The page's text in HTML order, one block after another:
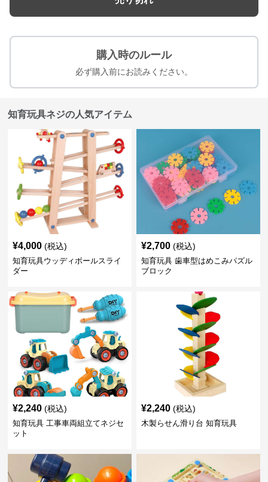
購入時のルール
必ず購入前にお読みください。
知育玩具ネジの人気アイテム
¥4,000 (税込)
知育玩具ウッディボールスライ
ダー
¥2,700 (税込)
知育玩具 歯車型はめこみパズル
ブロック
¥2,240 (税込)
知育玩具 工事車両組立てネジセ
ット
¥2,240 (税込)
木製らせん滑り台 知育玩具